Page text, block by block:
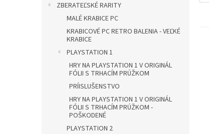
ZBERATEĽSKÉ RARITY
MALÉ KRABICE PC
KRABICOVÉ PC RETRO BALENIA - VEĽKÉ
KRABICE
PLAYSTATION 1
HRY NA PLAYSTATION 1 V ORIGINÁL
FÓLII S TRHACÍM PRÚŽKOM
PRÍISLUŠENSTVO
HRY NA PLAYSTATION 1 V ORIGINÁL
FÓLII S TRHACÍM PRÚŽKOM -
POŠKODENÉ
PLAYSTATION 2